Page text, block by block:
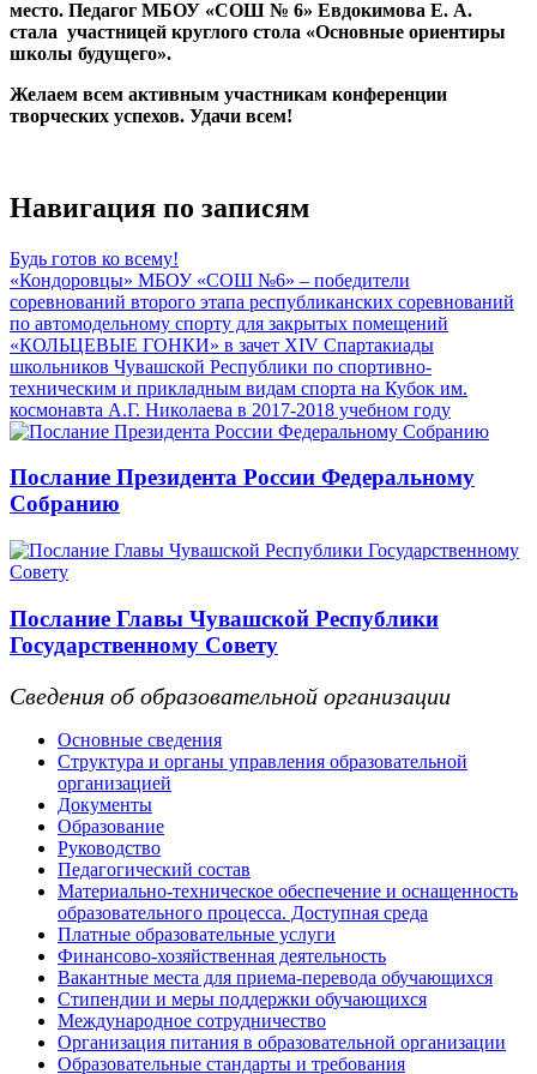
место. Педагог МБОУ «СОШ № 6» Евдокимова Е. А.
стала участницей круглого стола «Основные ориентиры
школы будущего».
Желаем всем активным участникам конференции
творческих успехов. Удачи всем!
Навигация по записям
Будь готов ко всему!
«Кондоровцы» МБОУ «СОШ №6» – победители
соревнований второго этапа республиканских соревнований
по автомодельному спорту для закрытых помещений
«КОЛЬЦЕВЫЕ ГОНКИ» в зачет ХIV Спартакиады
школьников Чувашской Республики по спортивно-
техническим и прикладным видам спорта на Кубок им.
космонавта А.Г. Николаева в 2017-2018 учебном году
Послание Президента России Федеральному
Собранию
Послание Главы Чувашской Республики
Государственному Совету
Сведения об образовательной организации
Основные сведения
Структура и органы управления образовательной
организацией
Документы
Образование
Руководство
Педагогический состав
Материально-техническое обеспечение и оснащенность
образовательного процесса. Доступная среда
Платные образовательные услуги
Финансово-хозяйственная деятельность
Вакантные места для приема-перевода обучающихся
Стипендии и меры поддержки обучающихся
Международное сотрудничество
Организация питания в образовательной организации
Образовательные стандарты и требования